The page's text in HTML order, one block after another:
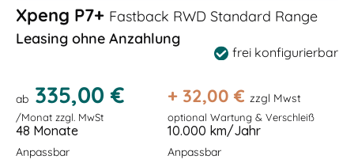
Xpeng P7+ Fastback RWD Standard Range
Leasing ohne Anzahlung
frei konfigurierbar
ab 335,00 €
/Monat zzgl. MwSt
+ 32,00 € zzgl Mwst
optional Wartung & Verschleiß
48 Monate
Anpassbar
10.000 km/Jahr
Anpassbar